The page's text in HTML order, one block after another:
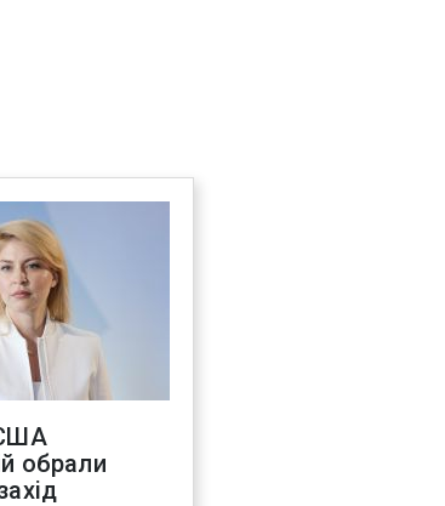
обрали